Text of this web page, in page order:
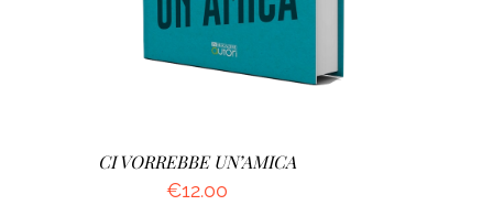
CI VORREBBE UN’AMICA
€12.00